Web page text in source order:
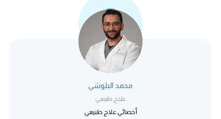
محمد البلوشي
علاج طبيعي
أخصائي علاج طبيعي